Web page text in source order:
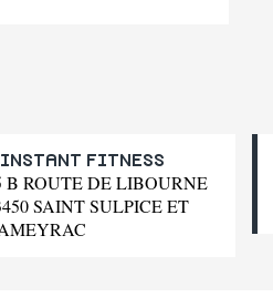
FITNESS
B ROUTE DE LIBOURNE
SAINT SULPICE ET